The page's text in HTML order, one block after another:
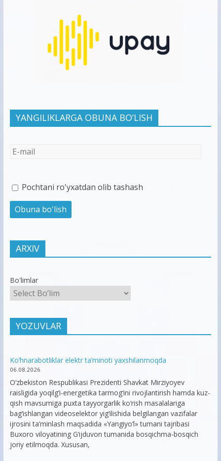
YANGILIKLARGA OBUNA BO’LISH
Pochtani ro'yxatdan olib tashash
ARXIV
Bo'limlar
YOZUVLAR
Ko’hnarabotliklar elektr ta’minoti yaxshilanmoqda
06.08.2026
O‘zbekiston Respublikasi Prezidenti Shavkat Mirziyoyev
raisligida yoqilg‘i-energetika tarmog‘ini rivojlantirish hamda kuz-
qish mavsumiga puxta tayyorgarlik ko‘rish masalalariga
bag‘ishlangan videoselektor yig‘ilishida belgilangan vazifalar
ijrosini ta’minlash maqsadida «Yangiyo‘l» tumani tajribasi
Buxoro viloyatining G‘ijduvon tumanida bosqichma-bosqich
joriy etilmoqda. Xususan,